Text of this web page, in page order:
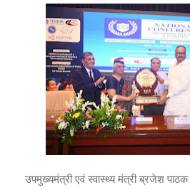
उपमुख्यमंत्री एवं स्वास्थ्य मंत्री ब्रजेश पाठक